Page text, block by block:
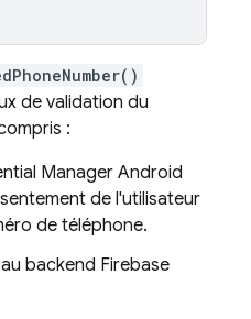
de validation du
:
Manager Android
de l'utilisateur
de téléphone.
backend Firebase